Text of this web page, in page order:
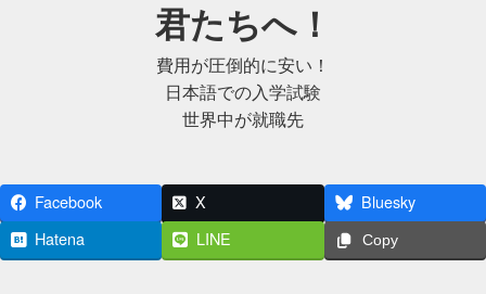
君たちへ！
費用が圧倒的に安い！
日本語での入学試験
世界中が就職先
Facebook X
Bluesky
Hatena
LINE Copy